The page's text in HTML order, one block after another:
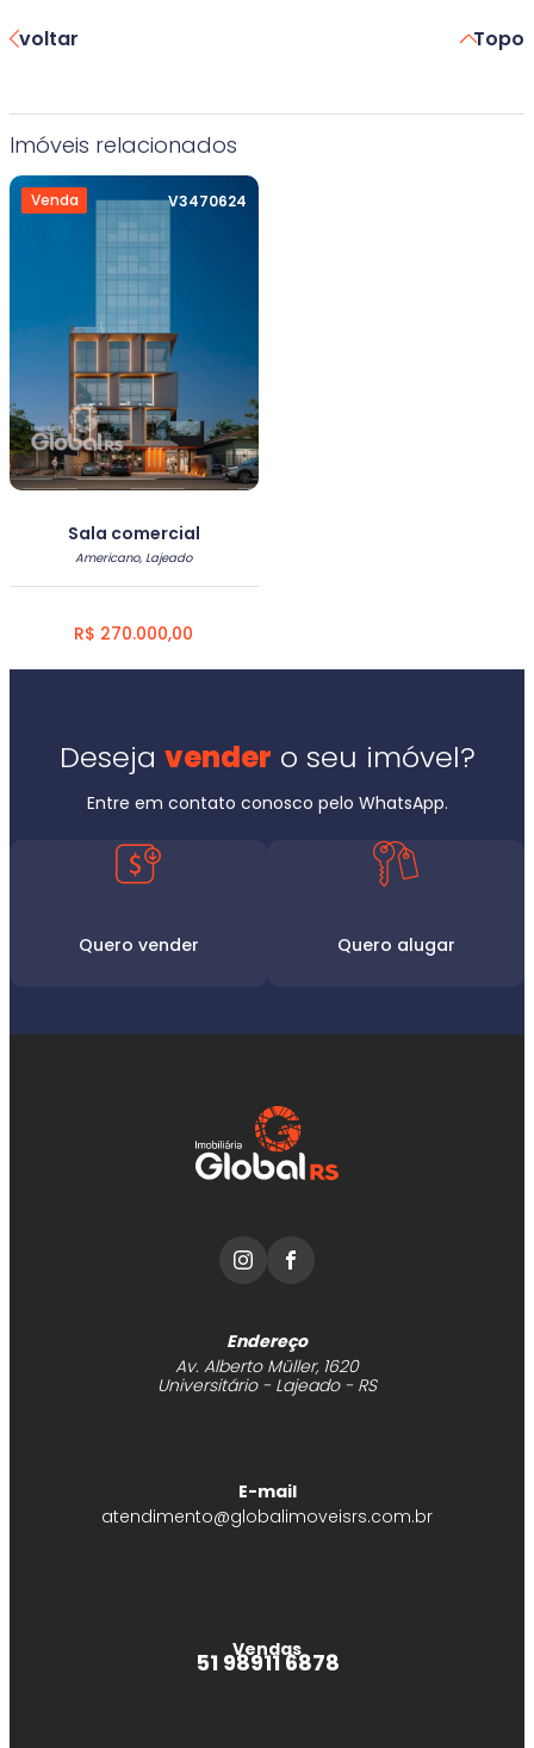
voltar Topo
Imóveis relacionados
Venda V3470624
Sala comercial
Americano, Lajeado
R$ 270.000,00
Deseja vender o seu imóvel?
Entre em contato conosco pelo WhatsApp.
Quero vender Quero alugar
Endereço
Av. Alberto Müller, 1620
Universitário - Lajeado - RS
E-mail
atendimento@globalimoveisrs.com.br
Vendas
51 98911 6878